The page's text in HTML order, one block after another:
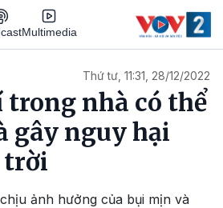
Multimedia
Thứ tư, 11:31, 28/12/2022
nhà có thể
gây nguy hại
trời
ảnh hưởng của bụi mịn và